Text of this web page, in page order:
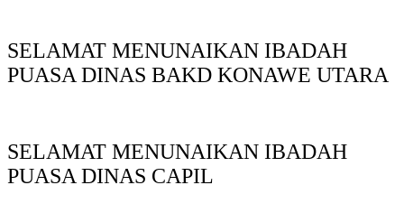
SELAMAT MENUNAIKAN IBADAH
PUASA DINAS BAKD KONAWE UTARA
SELAMAT MENUNAIKAN IBADAH
PUASA DINAS CAPIL